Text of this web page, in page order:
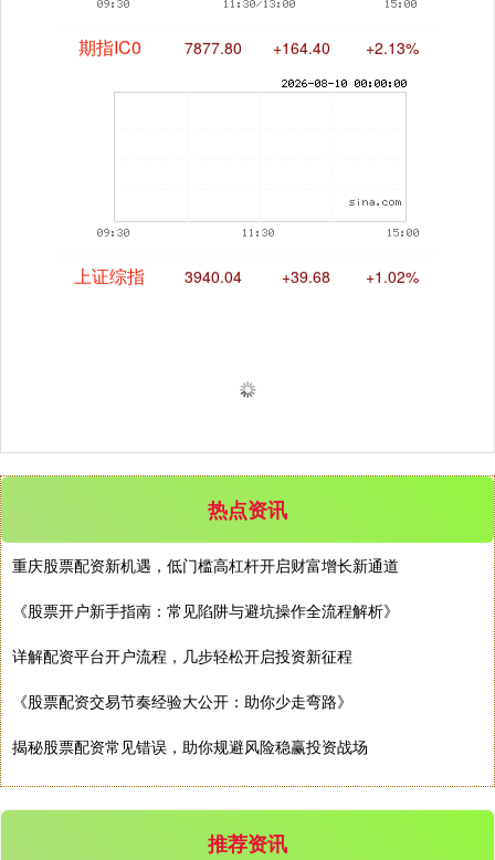
期指IC0 7877.80 +164.40 +2.13%
深证成指 14311.01 +200.89 +1.42%
沪深300 4694.44 +43.13 +0.93%
热点资讯
重庆股票配资新机遇，低门槛高杠杆开启财富增长新通道
《股票开户新手指南：常见陷阱与避坑操作全流程解析》
详解配资平台开户流程，几步轻松开启投资新征程
《股票配资交易节奏经验大公开：助你少走弯路》
揭秘股票配资常见错误，助你规避风险稳赢投资战场
推荐资讯